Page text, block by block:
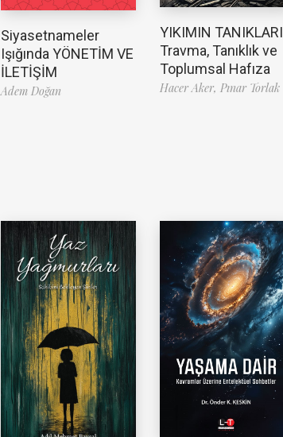
Siyasetnameler
Işığında YÖNETİM VE
İLETİŞİM
Adem Doğan
YIKIMIN TANIKLARI
Travma, Tanıklık ve
Toplumsal Hafıza
Hacer Aker, Pınar Torlak